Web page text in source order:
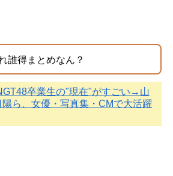
誰得まとめなん？
卒業生の"現在"がすごい→山
ら、女優・写真集・CMで大活躍